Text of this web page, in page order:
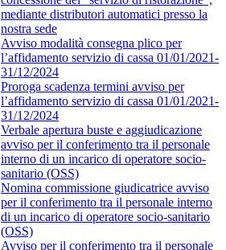
mediante distributori automatici presso la
nostra sede
Avviso modalità consegna plico per
l’affidamento servizio di cassa 01/01/2021-
31/12/2024
Proroga scadenza termini avviso per
l’affidamento servizio di cassa 01/01/2021-
31/12/2024
Verbale apertura buste e aggiudicazione
avviso per il conferimento tra il personale
interno di un incarico di operatore socio-
sanitario (OSS)
Nomina commissione giudicatrice avviso
per il conferimento tra il personale interno
di un incarico di operatore socio-sanitario
(OSS)
Avviso per il conferimento tra il personale